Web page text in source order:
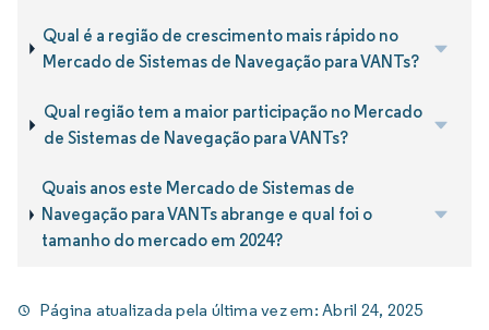
Qual é a região de crescimento mais rápido no
Mercado de Sistemas de Navegação para VANTs?
Qual região tem a maior participação no Mercado
de Sistemas de Navegação para VANTs?
Quais anos este Mercado de Sistemas de
Navegação para VANTs abrange e qual foi o
tamanho do mercado em 2024?
Página atualizada pela última vez em:Abril 24, 2025